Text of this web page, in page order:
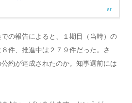
の報告によると、１期目（当時）の
件、推進中は２７９件だった。さ
約が達成されたのか。知事選前には